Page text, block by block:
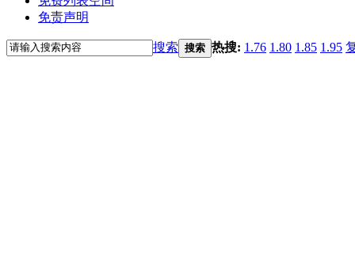
免责声明
搜索 搜索 热搜: 1.76 1.80 1.85 1.95